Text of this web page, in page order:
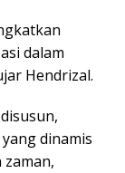
dalam
Hendrizal.
dinamis